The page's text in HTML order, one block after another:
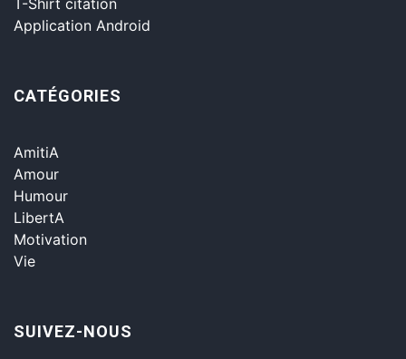
Application Android
CATÉGORIES
AmitiA
Amour
Humour
LibertA
Motivation
Vie
SUIVEZ-NOUS